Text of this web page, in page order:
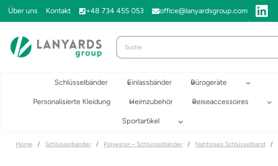
Zum
Inhalt
Über uns Kontakt +48 734 455 053 office@lanyardsgroup.com
Schlüsselbänder Einlassbänder Bürogeräte
Personalisierte Kleidung Heimzubehör Reiseaccessoires
Sportartikel
Home / Schlüsselbänder / Polyester – Schlüsselbänder / Nahtloses Schlüsselband /